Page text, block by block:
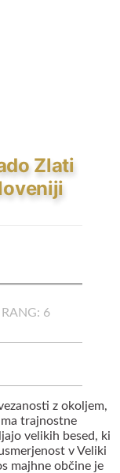
Zlati
RANG: 6
z okoljem,
trajnostne
velikih besed, ki
v Veliki
majhne občine je